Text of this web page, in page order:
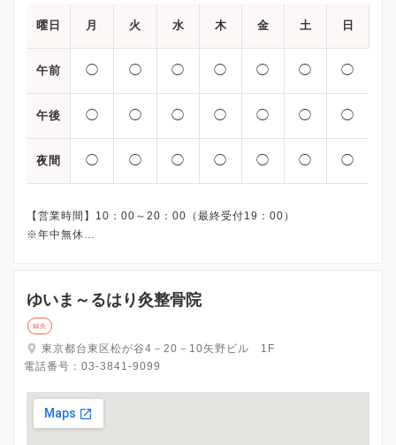
曜日 月 火 水 木 金 土 日
午前 ◯ ◯ ◯ ◯ ◯ ◯ ◯
午後 ◯ ◯ ◯ ◯ ◯ ◯ ◯
夜間 ◯ ◯ ◯ ◯ ◯ ◯ ◯
【営業時間】10：00～20：00（最終受付19：00）
※年中無休
ゆいま～るはり灸整骨院
鍼灸
東京都台東区松が谷4－20－10矢野ビル 1F
電話番号： 03-3841-9099